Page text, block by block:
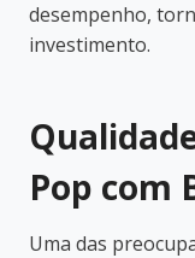
desempenho,
investimento.
Pop com
Uma das